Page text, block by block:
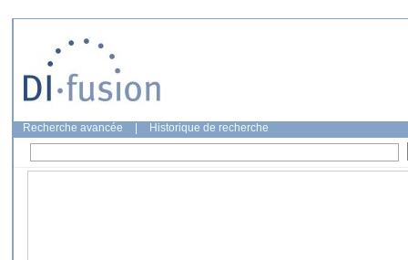
Recherche avancée Historique de recherche